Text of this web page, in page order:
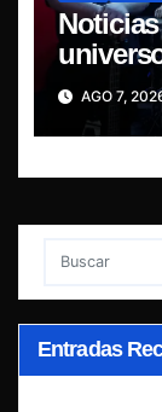
estreno
AGO 7,
Entradas